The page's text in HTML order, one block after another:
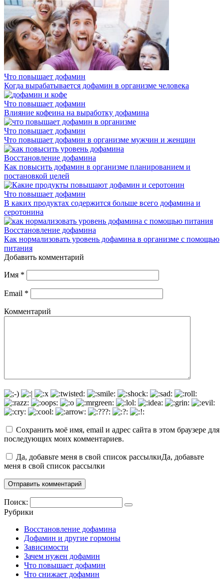
Что повышает дофамин
Когда вырабатывается дофамин в организме человека
Что повышает дофамин
Влияние кофеина на выработку дофамина
Что повышает дофамин
Что повышает дофамин в организме мужчин и женщин
Восстановление дофамина
Как повысить дофамин в организме планированием и
постановкой целей
Что повышает дофамин
В каких продуктах содержится больше всего дофамина и
серотонина
Восстановление дофамина
Как нормализовать уровень дофамина в организме с помощью
питания
Добавить комментарий
Имя *
Email *
Комментарий
Сохранить моё имя, email и адрес сайта в этом браузере для
последующих моих комментариев.
Да, добавьте меня в свой список рассылкиДа, добавьте
меня в свой список рассылки
Поиск:
Рубрики
Восстановление дофамина
Дофамин и другие гормоны
Зависимости
Зачем нужен дофамин
Что повышает дофамин
Что снижает дофамин